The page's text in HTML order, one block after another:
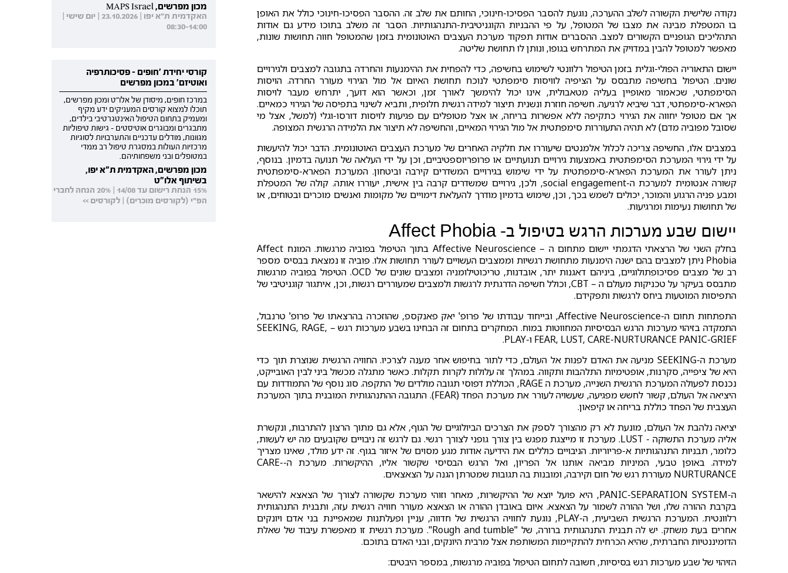
נקודה שלישית הקשורה לשלב ההערכה, נוגעת להסבר הפסיכו-חינוכי, החותם את שלב זה. ההסבר הפסיכו-חינוכי כולל את האופן
בו המטפלת מבינה את מצבו של המטופל, על פי ההבניות הקוגניטיבית-התנהגותיות. הסבר זה משלב בתוכו מידע גם אודות
התהליכים הגופניים הקשורים למצב. ההסברים אודות תפקוד מערכת העצבים האוטונומית בזמן שהמטופל חווה תחושות שונות,
מאפשר למטופל להבין במדויק את המתרחש בגופו, ונותן לו תחושת שליטה.
יישום התאוריה הפולי-וגלית בזמן הטיפול רלוונטי לשימוש בחשיפה, כדי להפחית את ההימנעות והחרדה בתגובה למצבים ולגירויים
שונים. הטיפול בחשיפה מתבסס על הציפיה לוויסות סימפתטי לנוכח תחושת האיום אל מול הגירוי מעורר החרדה. הויסות
הסימפתטי, שכאמור מאופיין בעליה מטאבולית, אינו יכול להימשך לאורך זמן, וכאשר הוא דועך, יתרחש מעבר לויסות
הפארא-סימפתטי, דבר שיביא לרגיעה. חשיפה חוזרת ונשנית תיצור למידה רגשית חלופית, ותביא לשינוי בתפיסה של הגירוי כמאיים.
אך אם מטופל יחווה את הגירוי כתקיפה ללא אפשרות בריחה, או אצל מטופלים עם פגיעות לויסות דורסו-וגלי (למשל, אצל מי
שסובל מפוביה מדם) לא תהיה התעוררות סימפתטית אל מול הגירוי המאיים, והחשיפה לא תיצור את הלמידה הרגשית המצופה.
במצבים אלו, החשיפה צריכה לכלול אלמנטים שיעוררו את חלקיה האחרים של מערכת העצבים האוטונומית. הדבר יכול להיעשות
על ידי גירוי המערכת הסימפתטית באמצעות גירויים תנועתיים או פרופריוספטיביים, וכן על ידי העלאה של תנועה בדמיון. בנוסף,
ניתן לעורר את המערכת הפארא-סימפתטית על ידי שימוש בגירויים המשדרים קירבה וביטחון. המערכת הפארא-סימפתטית
קשורה אנטומית למערכת ה-social engagement, ולכן, גירויים שמשדרים קרבה בין אישית, יעוררו אותה. קולה של המטפלת
ומבע פניה הרגוע והמוכר, יכולים לשמש בכך, וכן, שימוש בדמיון מודרך להעלאת דימויים של מקומות ואנשים מוכרים ובטוחים, או
של תחושות נעימות ומרגיעות.
יישום שבע מערכות הרגש בטיפול ב- Affect Phobia
בחלק השני של הרצאתי הדגמתי יישום מתחום ה – Affective Neuroscience בתוך הטיפול בפוביה מרגשות. המונח Affect
Phobia ניתן למצבים בהם ישנה הימנעות מתחושת רגשיות וממצבים העשויים לעורר תחושות אלו. פוביה זו נמצאת בבסיס מספר
רב של מצבים פסיכופתולוגיים, ביניהם דאגנות יתר, אובדנות, טריכוטילומניה ומצבים שונים של OCD. הטיפול בפוביה מרגשות
מתבסס בעיקר על טכניקות מעולם ה – CBT, וכולל חשיפה הדרגתית לרגשות ולמצבים שמעוררים רגשות, וכן, איתגור קוגניטיבי של
התפיסות המוטעות ביחס לרגשות ותפקידם.
התפתחות תחום ה-Affective Neuroscience, ובייחוד עבודתו של פרופ' יאק פאנקספ, שהוזכרה בהרצאתו של פרופ' טרנבול,
התמקדה בזיהוי מערכות הרגש הבסיסיות המחווטות במוח. המחקרים בתחום זה הבחינו בשבע מערכות רגש – SEEKING, RAGE,
FEAR, LUST, CARE-NURTURANCE PANIC-GRIEF ו-PLAY.
מערכת ה-SEEKING מניעה את האדם לפנות אל העולם, כדי לתור בחיפוש אחר מענה לצרכיו. החוויה הרגשית שנוצרת תוך כדי
היא של ציפייה, סקרנות, אופטימיות התלהבות ותקווה. במהלך זה עלולות לקרות תקלות. כאשר מתגלה מכשול ביני לבין האובייקט,
נכנסת לפעולה המערכת הרגשית השנייה, מערכת ה RAGE, הכוללת דפוסי תגובה מולדים של התקפה. סוג נוסף של התמודדות עם
היציאה אל העולם, קשור לחשש מפגיעה, שעשויה לעורר את מערכת הפחד (FEAR). התגובה ההתנהגותית המובנית בתוך המערכת
העצבית של הפחד כוללת בריחה או קיפאון.
יציאה נלהבת אל העולם, מונעת לא רק מהצורך לספק את הצרכים הביולוגיים של הגוף, אלא גם מתוך הרצון להתרבות, ונקשרת
אליה מערכת התשוקה - LUST. מערכת זו מייצגת מפגש בין צורך גופני לצורך רגשי. גם לרגש זה ניבויים שקובעים מה יש לעשות,
כלומר, תבניות התנהגותיות א-פריוריות. הניבויים כוללים את הידיעה אודות מגע מסוים של איזור בגוף. זה ידע מולד, שאינו מצריך
למידה. באופן טבעי, המיניות מביאה אותנו אל הפריון, ואל הרגש הבסיסי שקשור אליו, ההיקשרות. מערכת ה-CARE-
NURTURANCE מעוררת רגש של חום וקירבה, ומובנות בה תגובות שמטרתן הגנה על הצאצאים.
ה-PANIC-SEPARATION SYSTEM, היא פועל יוצא של ההיקשרות, מאחר וזוהי מערכת שקשורה לצורך של הצאצא להישאר
בקרבת ההורה שלו, ושל ההורה לשמור על הצאצא. איום באובדן ההורה או הצאצא מעורר חוויה רגשית עזה, ותבנית התנהגותית
רלוונטית. המערכת הרגשית השביעית, ה-PLAY, נוגעת לחוויה הרגשית של חדווה, עניין ופעלתנות שמאפיינת בני אדם ויונקים
אחרים בעת משחק. יש לה תבנית התנהגותית ברורה, של "Rough and tumble". מערכת רגשית זו מאפשרת עיבוד של שאלת
הדומיננטיות החברתית, שהיא הכרחית להתקיימות המשותפת אצל מרבית היונקים, ובני האדם בתוכם.
הזיהוי של שבע מערכות רגש בסיסיות, חשובה לתחום הטיפול בפוביה מרגשות, במספר היבטים:
מכון מפרשים, MAPS Israel
האקדמית ת"א יפו | 23.10.2026 | יום שישי |
08:30-14:00
קורסי יחידת 'חופים - פסיכותרפיה
ואוטיזם' במכון מפרשים
במרכז חופים, מיסודן של אלו"ט ומכון מפרשים,
תוכלו למצוא קורסים המעניקים ידע מקיף
ומעמיק בתחום הטיפול האינטגרטיבי בילדים,
מתבגרים ומבוגרים אוטיסטים - גישות טיפוליות
מגוונות, מודלים עדכניים והתערבויות לסוגיות
מרכזיות העולות במסגרת טיפול רב ממדי
במטופלים ובני משפחותיהם.
מכון מפרשים, האקדמית ת"א יפו,
בשיתוף אלו"ט
15% הנחת רישום עד 14/08 | 20% הנחה לחברי
הפ"י (לקורסים מוכרים) | לקורסים >>